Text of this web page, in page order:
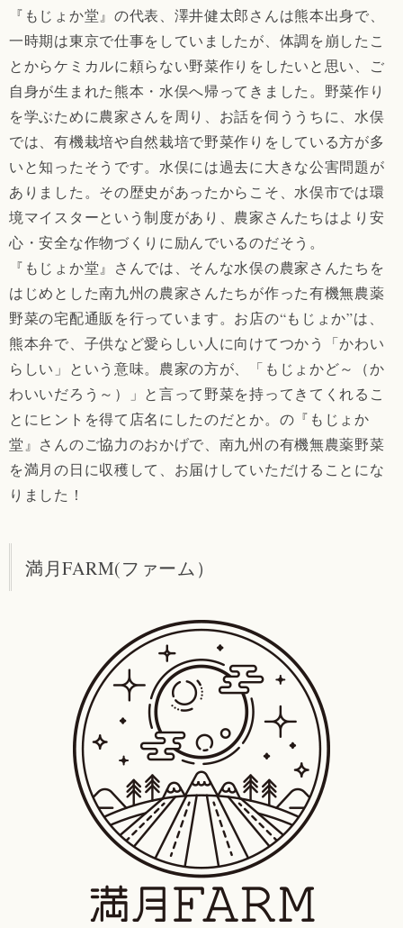
『もじょか堂』の代表、澤井健太郎さんは熊本出身で、
一時期は東京で仕事をしていましたが、体調を崩したこ
とからケミカルに頼らない野菜作りをしたいと思い、ご
自身が生まれた熊本・水俣へ帰ってきました。野菜作り
を学ぶために農家さんを周り、お話を伺ううちに、水俣
では、有機栽培や自然栽培で野菜作りをしている方が多
いと知ったそうです。水俣には過去に大きな公害問題が
ありました。その歴史があったからこそ、水俣市では環
境マイスターという制度があり、農家さんたちはより安
心・安全な作物づくりに励んでいるのだそう。
『もじょか堂』さんでは、そんな水俣の農家さんたちを
はじめとした南九州の農家さんたちが作った有機無農薬
野菜の宅配通販を行っています。お店の“もじょか”は、
熊本弁で、子供など愛らしい人に向けてつかう「かわい
らしい」という意味。農家の方が、「もじょかど～（か
わいいだろう～）」と言って野菜を持ってきてくれるこ
とにヒントを得て店名にしたのだとか。の『もじょか
堂』さんのご協力のおかげで、南九州の有機無農薬野菜
を満月の日に収穫して、お届けしていただけることにな
りました！
満月FARM(ファーム）